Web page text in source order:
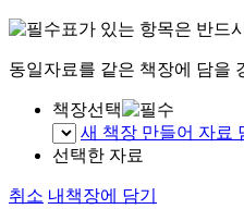
표가 있는 항목은 반드
동일자료를 같은 책장에 담을
책장선택
새 책장 만들어 자료
선택한 자료
취소 내책장에 담기